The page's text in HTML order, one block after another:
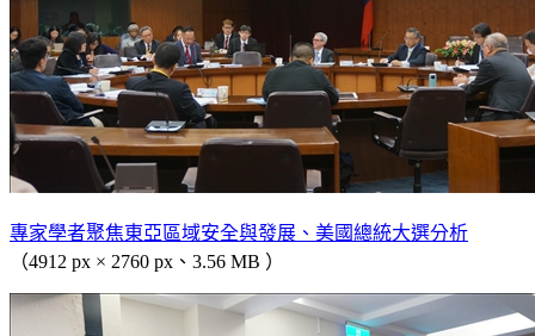
專家學者聚焦東亞區域安全與發展、美國總統大選分析
（4912 px × 2760 px、3.56 MB ）